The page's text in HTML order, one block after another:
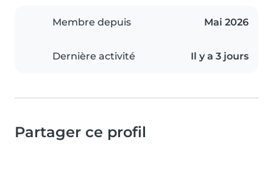
Membre depuis Mai 2026
Dernière activité Il y a 3 jours
Partager ce profil